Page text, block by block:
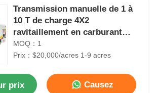
Transmission manuelle de 1 à
10 T de charge 4X2
ravitaillement en carburant
mobiles pétroliers camions-
citernes
MOQ：1
Prix：$20,000/acres 1-9 acres
prix Causez